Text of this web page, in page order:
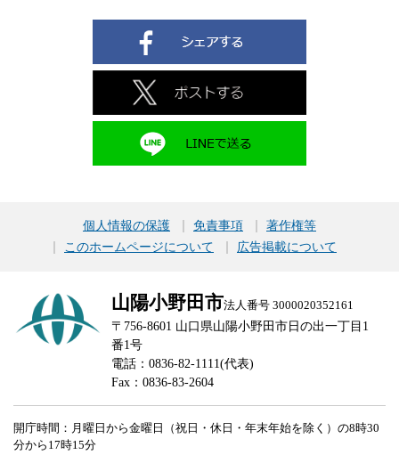
個人情報の保護 免責事項
著作権等
このホームページについて
広告掲載について
山陽小野田市法人番号 3000020352161
〒756-8601 山口県山陽小野田市日の出一丁目1
番1号
電話：0836-82-1111(代表)
Fax：0836-83-2604
開庁時間：月曜日から金曜日（祝日・休日・年末年始を除く）の8時30
分から17時15分